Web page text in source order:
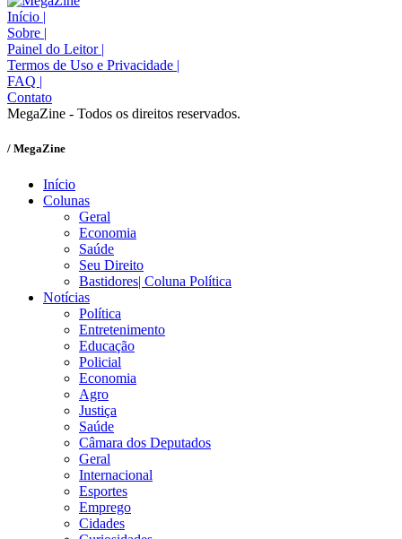
Início |
Sobre |
Painel do Leitor |
Termos de Uso e Privacidade |
FAQ |
Contato
MegaZine - Todos os direitos reservados.
/ MegaZine
Início
Colunas
Geral
Economia
Saúde
Seu Direito
Bastidores| Coluna Política
Notícias
Política
Entretenimento
Educação
Policial
Economia
Agro
Justiça
Saúde
Câmara dos Deputados
Geral
Internacional
Esportes
Emprego
Cidades